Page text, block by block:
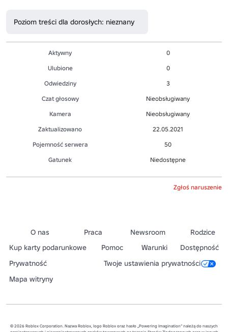
Poziom treści dla dorosłych: nieznany
Aktywny
0
Ulubione
0
Odwiedziny
3
Czat głosowy
Nieobsługiwany
Kamera
Nieobsługiwany
Zaktualizowano
22.05.2021
Pojemność serwera
50
Gatunek
Niedostępne
Zgłoś naruszenie
O nas Praca Newsroom
Rodzice
Kup karty podarunkowe
Pomoc Warunki
Dostępność
Prywatność
Twoje ustawienia prywatności
Mapa witryny
© 2026 Roblox Corporation. Nazwa Roblox, logo Roblox oraz hasło „Powering Imagination” należą do naszych